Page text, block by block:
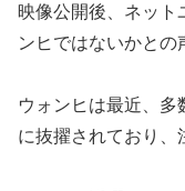
映像公開後、ネット
ンヒではないかとの
ウォンヒは最近、多
に抜擢されており、